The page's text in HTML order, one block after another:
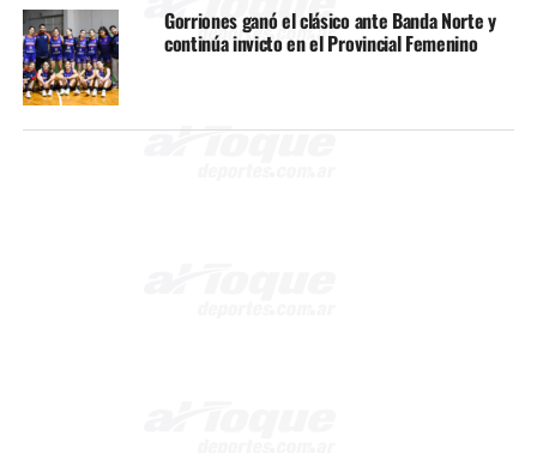
Gorriones ganó el clásico ante Banda Norte y
continúa invicto en el Provincial Femenino